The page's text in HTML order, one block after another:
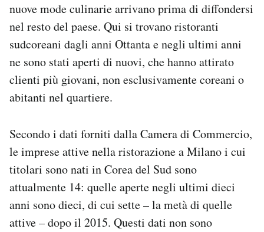
Esci
nuove mode culinarie arrivano prima di diffondersi
nel resto del paese. Qui si trovano ristoranti
sudcoreani dagli anni Ottanta e negli ultimi anni
ne sono stati aperti di nuovi, che hanno attirato
clienti più giovani, non esclusivamente coreani o
abitanti nel quartiere.
Secondo i dati forniti dalla Camera di Commercio,
le imprese attive nella ristorazione a Milano i cui
titolari sono nati in Corea del Sud sono
attualmente 14: quelle aperte negli ultimi dieci
anni sono dieci, di cui sette – la metà di quelle
attive – dopo il 2015. Questi dati non sono